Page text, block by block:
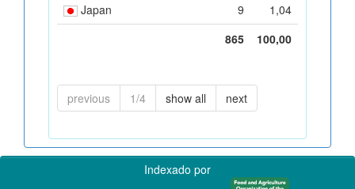
Japan
9
1,04
865
100,00
previous 1/4 show all next
Indexado por